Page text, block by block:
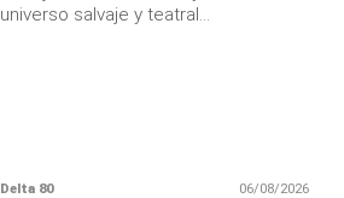
universo salvaje y teatral...
Delta 80 06/08/2026